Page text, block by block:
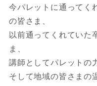
今パレットに通ってく
の皆さま、
以前通ってくれていた
ま、
講師としてパレットの
そして地域の皆さまの